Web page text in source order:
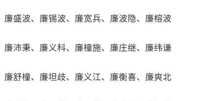
廉盛波、廉锡波、廉宽兵、廉波隐、廉榕波
廉沛秉、廉义科、廉橦施、廉庄继、廉纬谦
廉舒橦、廉坦歧、廉义江、廉衡喜、廉爽北